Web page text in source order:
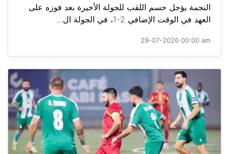
النجمة يؤجل حسم اللقب للجولة الأخيرة بعد فوزه على
العهد في الوقت الإضافي 2-1، في الجولة ال...
29-07-2026 00:00 am